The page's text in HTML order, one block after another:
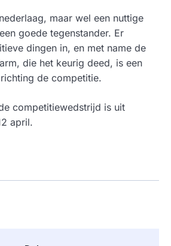
maar wel een nuttige
goede tegenstander. Er
dingen in, en met name de
die het keurig deed, is een
de competitie.
competitiewedstrijd is uit
april.